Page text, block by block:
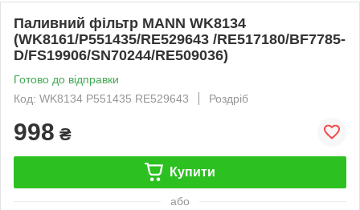
Паливний фільтр MANN WK8134
(WK8161/P551435/RE529643 /RE517180/BF7785-
D/FS19906/SN70244/RE509036)
Готово до відправки
Код: WK8134 P551435 RE529643
Роздріб
998 ₴
Купити
або